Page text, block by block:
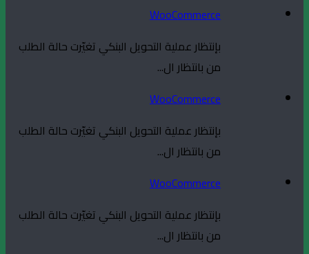
WooCommerce
بإنتظار عملية التحويل البنكي تغيّرت حالة الطلب
من بانتظار ال...
WooCommerce
بإنتظار عملية التحويل البنكي تغيّرت حالة الطلب
من بانتظار ال...
WooCommerce
بإنتظار عملية التحويل البنكي تغيّرت حالة الطلب
من بانتظار ال...